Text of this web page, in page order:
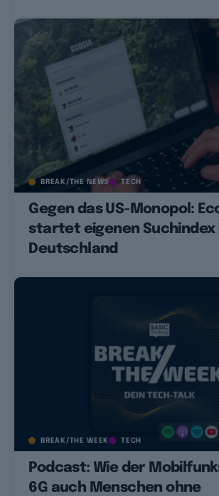
BREAK/THE NEWS TECH
Gegen das US-Monopol:
startet eigenen Suchindex
Deutschland
BREAK/THE WEEK TECH
Podcast: Wie der
6G auch Menschen ohne